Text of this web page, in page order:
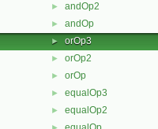
► andOp2
► andOp
► orOp3
► orOp2
► orOp
► equalOp3
► equalOp2